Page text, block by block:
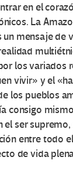
en el
La
un mensaje de
los variados
vivir» y el
los pueblos
consigo
el ser supremo,
entre todo
de vida